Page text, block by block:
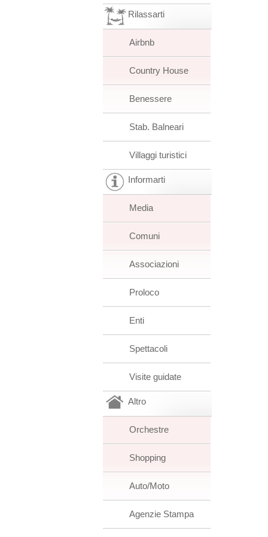
Rilassarti
Airbnb
Country House
Benessere
Stab. Balneari
Villaggi turistici
Informarti
Media
Comuni
Associazioni
Proloco
Enti
Spettacoli
Visite guidate
Altro
Orchestre
Shopping
Auto/Moto
Agenzie Stampa